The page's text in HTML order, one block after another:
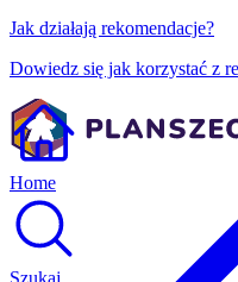
Jak działają rekomendacje?
Dowiedz się jak korzystać z
Home
Szukaj